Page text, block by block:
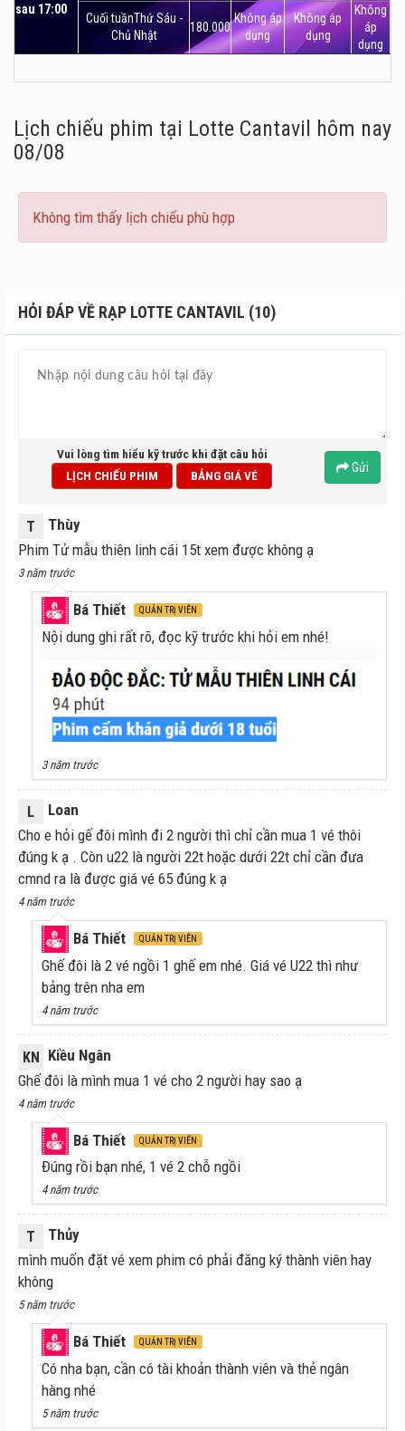
sau 17:00
Cuối tuầnThứ Sáu -
Chủ Nhật
180.000
Không áp
dụng
Không áp
dụng
Không
áp
dụng
Lịch chiếu phim tại Lotte Cantavil
hôm nay
08/08
Không tìm thấy lịch chiếu phù hợp
HỎI ĐÁP VỀ RẠP LOTTE CANTAVIL (10)
Vui lòng tìm hiểu kỹ trước khi đặt câu hỏi
LỊCH CHIẾU PHIM
BẢNG GIÁ VÉ
Gửi
T
Thùy
Phim Tử mẫu thiên linh cái 15t xem được không ạ
3 năm trước
Bá Thiết QUẢN TRỊ VIÊN
Nội dung ghi rất rõ, đọc kỹ trước khi hỏi em nhé!
3 năm trước
L
Loan
Cho e hỏi gế đôi mình đi 2 người thì chỉ cần mua 1 vé thôi
đúng k ạ . Còn u22 là người 22t hoặc dưới 22t chỉ cần đưa
cmnd ra là được giá vé 65 đúng k ạ
4 năm trước
Bá Thiết QUẢN TRỊ VIÊN
Ghế đôi là 2 vé ngồi 1 ghế em nhé. Giá vé U22 thì như
bảng trên nha em
4 năm trước
KN Kiều Ngân
Ghế đôi là mình mua 1 vé cho 2 người hay sao ạ
4 năm trước
Bá Thiết QUẢN TRỊ VIÊN
Đúng rồi bạn nhé, 1 vé 2 chỗ ngồi
4 năm trước
T
Thủy
mình muốn đặt vé xem phim có phải đăng ký thành viên hay
không
5 năm trước
Bá Thiết QUẢN TRỊ VIÊN
Có nha bạn, cần có tài khoản thành viên và thẻ ngân
hàng nhé
5 năm trước